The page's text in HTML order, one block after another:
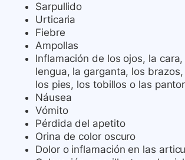
Sarpullido
Urticaria
Fiebre
Ampollas
Inflamación de los ojos, la
lengua, la garganta, los
los pies, los tobillos o las
Náusea
Vómito
Pérdida del apetito
Orina de color oscuro
Dolor o inflamación en las